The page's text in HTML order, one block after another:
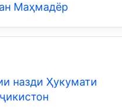
Маҳмадёр
назди Ҳукумати